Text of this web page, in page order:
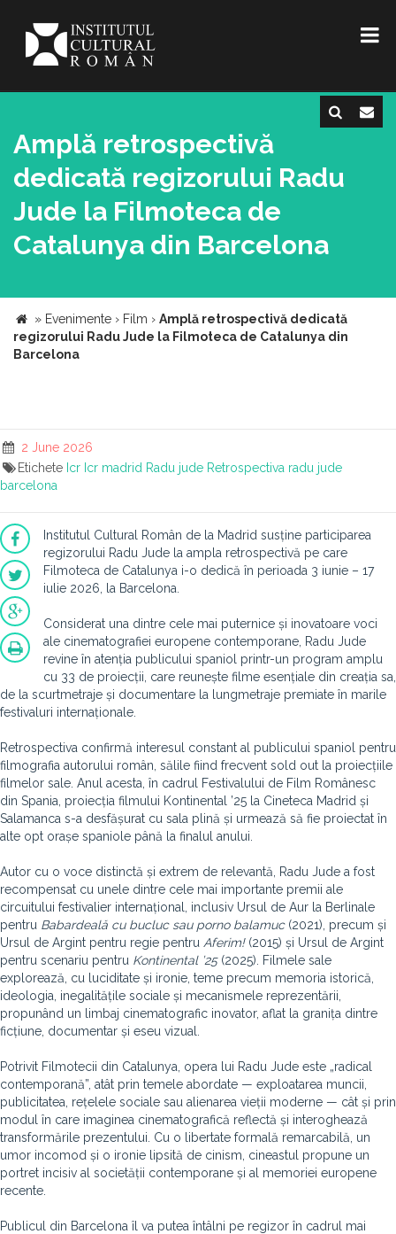
Amplă retrospectivă
dedicată regizorului Radu
Jude la Filmoteca de
Catalunya din Barcelona
» Evenimente › Film › Amplă retrospectivă dedicată
regizorului Radu Jude la Filmoteca de Catalunya din
Barcelona
2 June 2026
Etichete Icr Icr madrid Radu jude Retrospectiva radu jude
barcelona
Institutul Cultural Român de la Madrid susține participarea
regizorului Radu Jude la ampla retrospectivă pe care
Filmoteca de Catalunya i-o dedică în perioada 3 iunie – 17
iulie 2026, la Barcelona.
Considerat una dintre cele mai puternice și inovatoare voci
ale cinematografiei europene contemporane, Radu Jude
revine în atenția publicului spaniol printr-un program amplu
cu 33 de proiecții, care reunește filme esențiale din creația sa,
de la scurtmetraje și documentare la lungmetraje premiate în marile
festivaluri internaționale.
Retrospectiva confirmă interesul constant al publicului spaniol pentru
filmografia autorului român, sălile fiind frecvent sold out la proiecțiile
filmelor sale. Anul acesta, în cadrul Festivalului de Film Românesc
din Spania, proiecția filmului Kontinental ’25 la Cineteca Madrid și
Salamanca s-a desfășurat cu sala plină și urmează să fie proiectat în
alte opt orașe spaniole până la finalul anului.
Autor cu o voce distinctă și extrem de relevantă, Radu Jude a fost
recompensat cu unele dintre cele mai importante premii ale
circuitului festivalier internațional, inclusiv Ursul de Aur la Berlinale
pentru Babardeală cu bucluc sau porno balamuc(2021), precum și
Ursul de Argint pentru regie pentru Aferim!(2015) și Ursul de Argint
pentru scenariu pentru Kontinental ’25(2025). Filmele sale
explorează, cu luciditate și ironie, teme precum memoria istorică,
ideologia, inegalitățile sociale și mecanismele reprezentării,
propunând un limbaj cinematografic inovator, aflat la granița dintre
ficțiune, documentar și eseu vizual.
Potrivit Filmotecii din Catalunya, opera lui Radu Jude este „radical
contemporană”, atât prin temele abordate — exploatarea muncii,
publicitatea, rețelele sociale sau alienarea vieții moderne — cât și prin
modul în care imaginea cinematografică reflectă și interoghează
transformările prezentului. Cu o libertate formală remarcabilă, un
umor incomod și o ironie lipsită de cinism, cineastul propune un
portret incisiv al societății contemporane și al memoriei europene
recente.
Publicul din Barcelona îl va putea întâlni pe regizor în cadrul mai